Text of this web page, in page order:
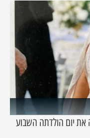
יום הולדתה השבוע